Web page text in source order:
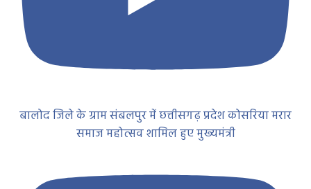
बालोद जिले के ग्राम संबलपुर में छत्तीसगढ़ प्रदेश कोसरिया मरार
समाज महोत्सव शामिल हुए मुख्यमंत्री